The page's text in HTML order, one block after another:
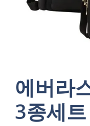
에버라
3종세